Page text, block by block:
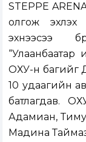
STEPPE
олгож эхлэх
эхнээсээ
“Улаанбаатар
ОХУ-н багийг
10 удаагийн
батлагдав.
Адамиан,
Мадина